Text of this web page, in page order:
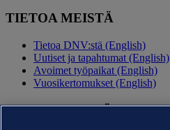
TIETOA MEISTÄ
Tietoa DNV:stä (English)
Uutiset ja tapahtumat (English)
Avoimet työpaikat (English)
Vuosikertomukset (English)
OTA YHTEYTTÄ